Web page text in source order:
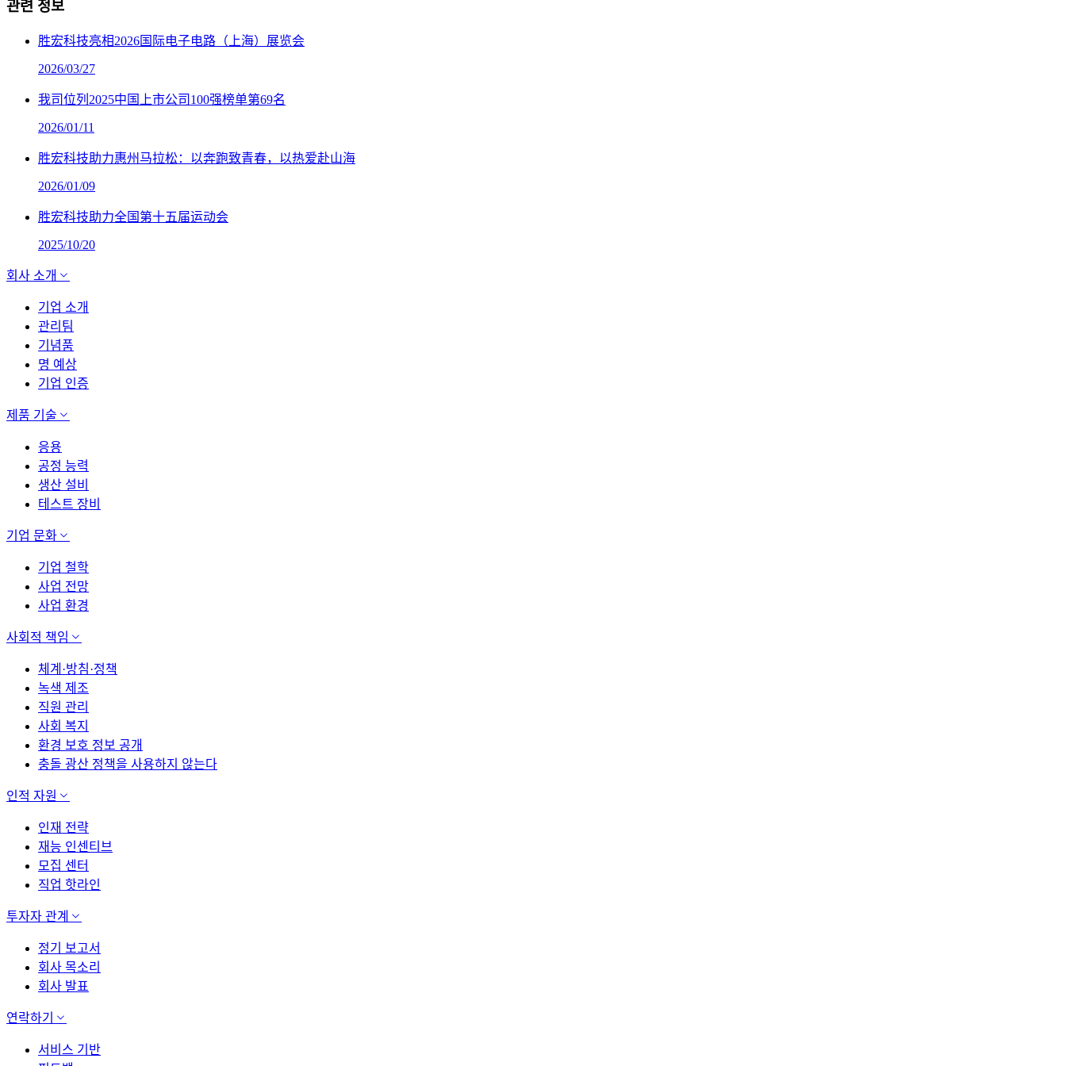
관련 정보
胜宏科技亮相2026国际电子电路（上海）展览会
2026/03/27
我司位列2025中国上市公司100强榜单第69名
2026/01/11
胜宏科技助力惠州马拉松：以奔跑致青春，以热爱赴山海
2026/01/09
胜宏科技助力全国第十五届运动会
2025/10/20
회사 소개
기업 소개
관리팀
기념품
명 예상
기업 인증
제품 기술
응용
공정 능력
생산 설비
테스트 장비
기업 문화
기업 철학
사업 전망
사업 환경
사회적 책임
체계·방침·정책
녹색 제조
직원 관리
사회 복지
환경 보호 정보 공개
충돌 광산 정책을 사용하지 않는다
인적 자원
인재 전략
재능 인센티브
모집 센터
직업 핫라인
투자자 관계
정기 보고서
회사 목소리
회사 발표
연락하기
서비스 기반